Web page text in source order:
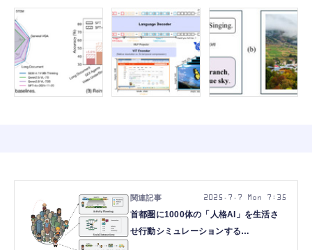
首都圏に1000体の「人格AI」を生活さ
せ行動シミュレーションする
2025.7.7 Mon 7:35